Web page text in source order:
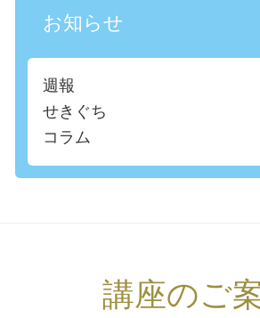
お知らせ
週報
せきぐち
コラム
講座のご